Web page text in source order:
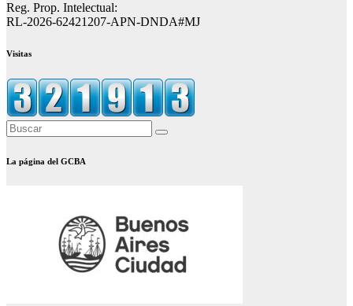
Reg. Prop. Intelectual:
RL-2026-62421207-APN-DNDA#MJ
Visitas
La página del GCBA